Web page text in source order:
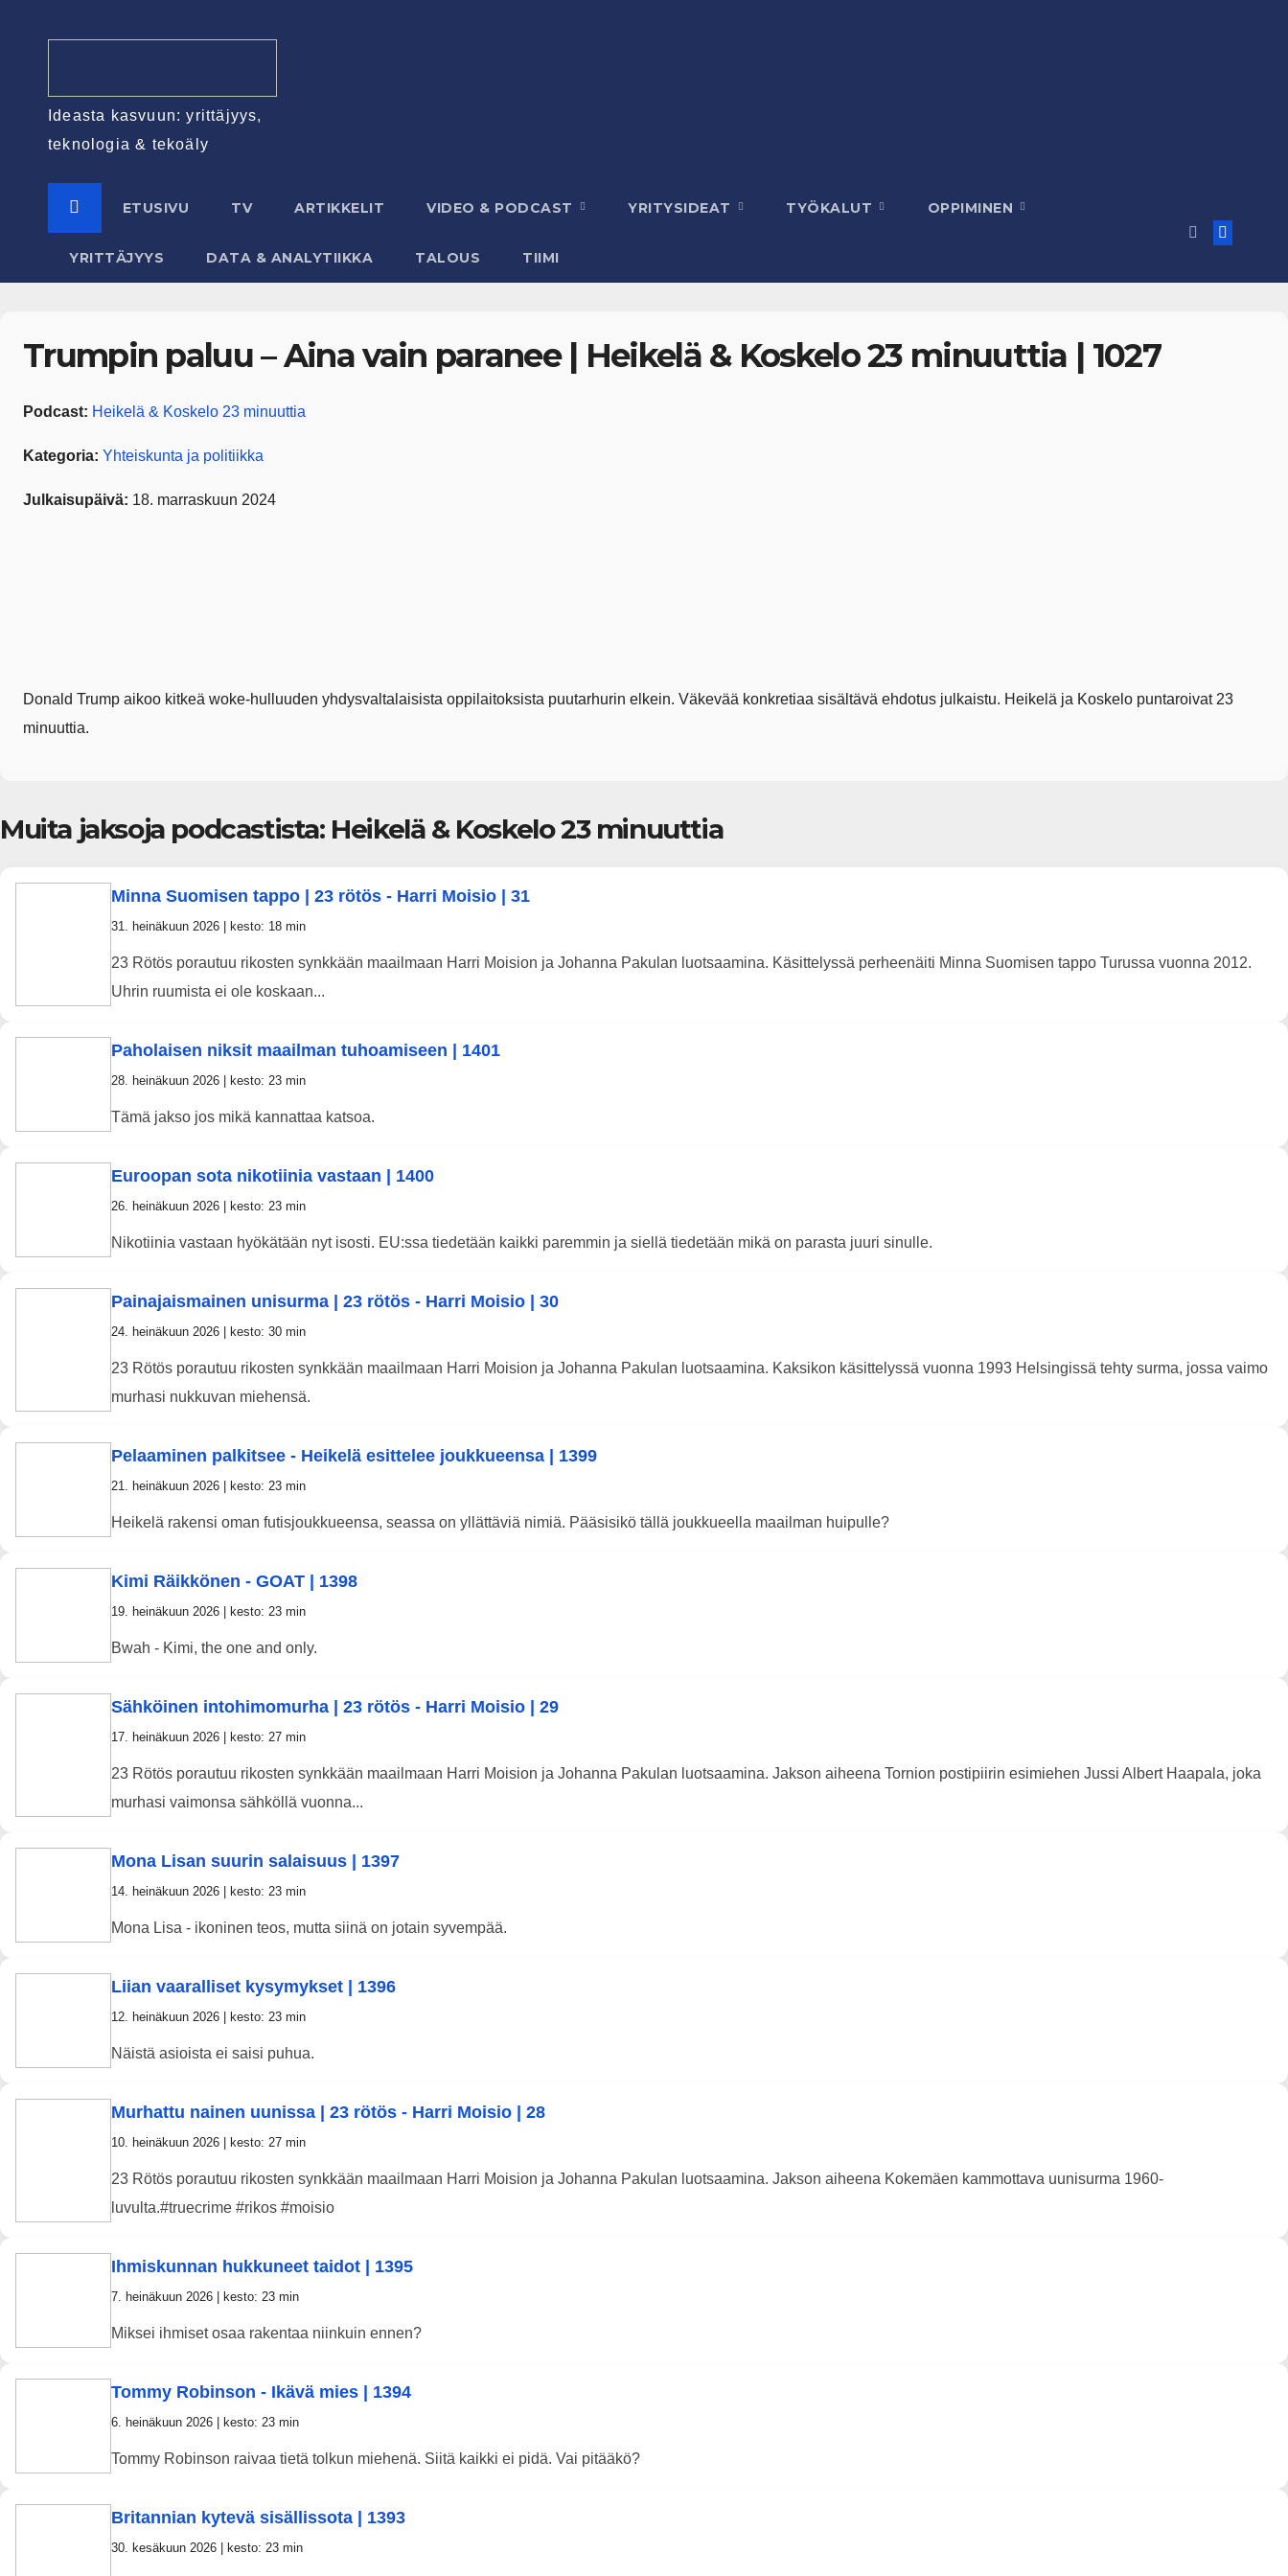
Ideasta kasvuun: yrittäjyys,
teknologia & tekoäly
ETUSIVU TV ARTIKKELIT VIDEO & PODCAST YRITYSIDEAT TYÖKALUT OPPIMINEN
YRITTÄJYYS DATA & ANALYTIIKKA TALOUS TIIMI
Trumpin paluu – Aina vain paranee | Heikelä & Koskelo 23 minuuttia | 1027
Podcast: Heikelä & Koskelo 23 minuuttia
Kategoria: Yhteiskunta ja politiikka
Julkaisupäivä: 18. marraskuun 2024
Donald Trump aikoo kitkeä woke-hulluuden yhdysvaltalaisista oppilaitoksista puutarhurin elkein. Väkevää konkretiaa sisältävä ehdotus julkaistu. Heikelä ja Koskelo puntaroivat 23
minuuttia.
Muita jaksoja podcastista: Heikelä & Koskelo 23 minuuttia
Minna Suomisen tappo | 23 rötös - Harri Moisio | 31
31. heinäkuun 2026 | kesto: 18 min
23 Rötös porautuu rikosten synkkään maailmaan Harri Moision ja Johanna Pakulan luotsaamina. Käsittelyssä perheenäiti Minna Suomisen tappo Turussa vuonna 2012.
Uhrin ruumista ei ole koskaan...
Paholaisen niksit maailman tuhoamiseen | 1401
28. heinäkuun 2026 | kesto: 23 min
Tämä jakso jos mikä kannattaa katsoa.
Euroopan sota nikotiinia vastaan | 1400
26. heinäkuun 2026 | kesto: 23 min
Nikotiinia vastaan hyökätään nyt isosti. EU:ssa tiedetään kaikki paremmin ja siellä tiedetään mikä on parasta juuri sinulle.
Painajaismainen unisurma | 23 rötös - Harri Moisio | 30
24. heinäkuun 2026 | kesto: 30 min
23 Rötös porautuu rikosten synkkään maailmaan Harri Moision ja Johanna Pakulan luotsaamina. Kaksikon käsittelyssä vuonna 1993 Helsingissä tehty surma, jossa vaimo
murhasi nukkuvan miehensä.
Pelaaminen palkitsee - Heikelä esittelee joukkueensa | 1399
21. heinäkuun 2026 | kesto: 23 min
Heikelä rakensi oman futisjoukkueensa, seassa on yllättäviä nimiä. Pääsisikö tällä joukkueella maailman huipulle?
Kimi Räikkönen - GOAT | 1398
19. heinäkuun 2026 | kesto: 23 min
Bwah - Kimi, the one and only.
Sähköinen intohimomurha | 23 rötös - Harri Moisio | 29
17. heinäkuun 2026 | kesto: 27 min
23 Rötös porautuu rikosten synkkään maailmaan Harri Moision ja Johanna Pakulan luotsaamina. Jakson aiheena Tornion postipiirin esimiehen Jussi Albert Haapala, joka
murhasi vaimonsa sähköllä vuonna...
Mona Lisan suurin salaisuus | 1397
14. heinäkuun 2026 | kesto: 23 min
Mona Lisa - ikoninen teos, mutta siinä on jotain syvempää.
Liian vaaralliset kysymykset | 1396
12. heinäkuun 2026 | kesto: 23 min
Näistä asioista ei saisi puhua.
Murhattu nainen uunissa | 23 rötös - Harri Moisio | 28
10. heinäkuun 2026 | kesto: 27 min
23 Rötös porautuu rikosten synkkään maailmaan Harri Moision ja Johanna Pakulan luotsaamina. Jakson aiheena Kokemäen kammottava uunisurma 1960-
luvulta.#truecrime #rikos #moisio
Ihmiskunnan hukkuneet taidot | 1395
7. heinäkuun 2026 | kesto: 23 min
Miksei ihmiset osaa rakentaa niinkuin ennen?
Tommy Robinson - Ikävä mies | 1394
6. heinäkuun 2026 | kesto: 23 min
Tommy Robinson raivaa tietä tolkun miehenä. Siitä kaikki ei pidä. Vai pitääkö?
Britannian kytevä sisällissota | 1393
30. kesäkuun 2026 | kesto: 23 min